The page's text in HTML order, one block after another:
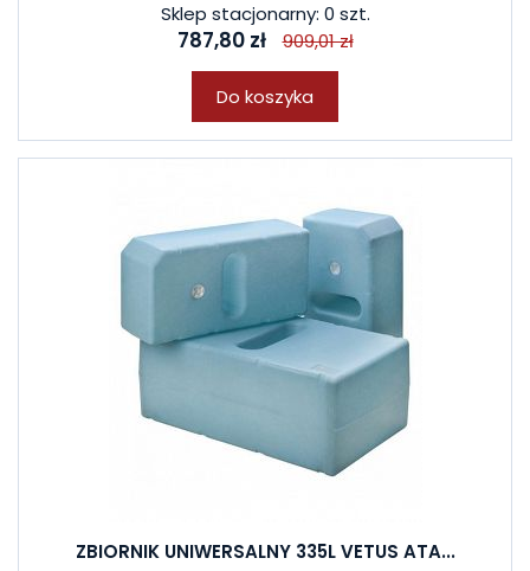
Sklep stacjonarny: 0 szt.
787,80 zł 909,01 zł
Do koszyka
ZBIORNIK UNIWERSALNY 335L VETUS ATA...